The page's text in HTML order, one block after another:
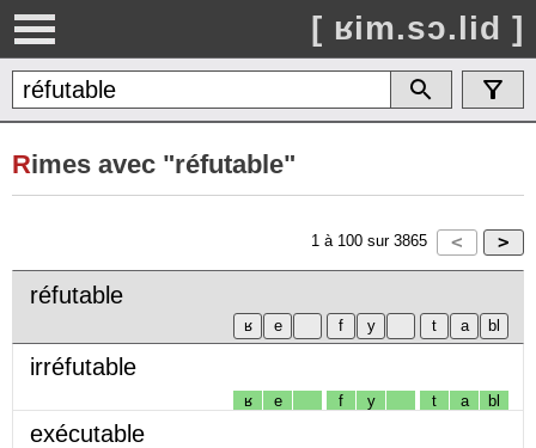
[ ʁim.sɔ.lid ]
Rimes avec "réfutable"
1 à 100 sur 3865
réfutable
irréfutable
ʁ e f y t a bl
exécutable